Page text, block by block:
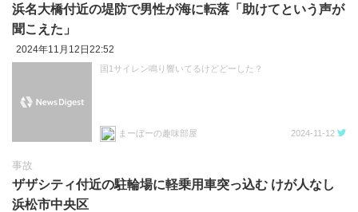
浜名大橋付近の堤防で男性が海に転落「助けてという声が
聞こえた」
2024年11月12日22:52
国1サイレン鳴り響いてるけどどーした？
まーぼーの趣味部屋 2024-11-12
事故
ザザシティ付近の駐輪場に軽乗用車突っ込む けが人なし
浜松市中央区